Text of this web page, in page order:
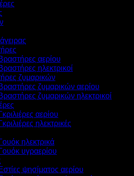
αερίου
ηλεκτρικοί
ζυμαρικών
ζυμαρικών αερίου
ζυμαρικών ηλεκτρικοί
αερίου
ηλεκτρικές
ηλεκτρικά
υγραερίου
ψησίματος αερίου